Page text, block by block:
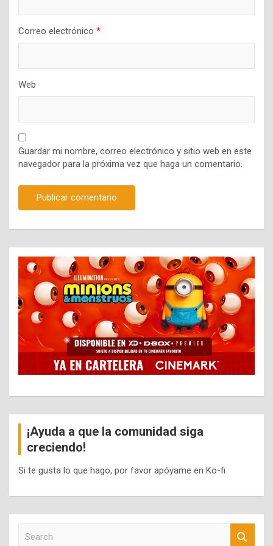
Correo electrónico *
Web
Guardar mi nombre, correo electrónico y sitio web en este
navegador para la próxima vez que haga un comentario.
¡Ayuda a que la comunidad siga
creciendo!
Si te gusta lo que hago, por favor apóyame en Ko-fi